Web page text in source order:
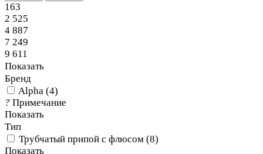
163
2 525
4 887
7 249
9 611
Показать
Бренд
Alpha (4)
? Примечание
Показать
Тип
Трубчатый припой с флюсом (8)
Показать